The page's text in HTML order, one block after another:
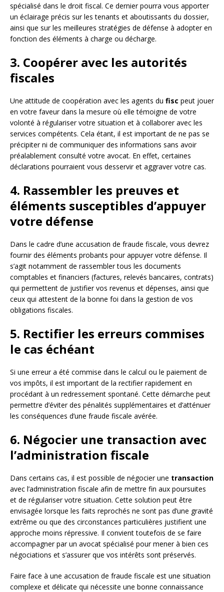
spécialisé dans le droit fiscal. Ce dernier pourra vous apporter
un éclairage précis sur les tenants et aboutissants du dossier,
ainsi que sur les meilleures stratégies de défense à adopter en
fonction des éléments à charge ou décharge.
3. Coopérer avec les autorités
fiscales
Une attitude de coopération avec les agents du fisc peut jouer
en votre faveur dans la mesure où elle témoigne de votre
volonté à régulariser votre situation et à collaborer avec les
services compétents. Cela étant, il est important de ne pas se
précipiter ni de communiquer des informations sans avoir
préalablement consulté votre avocat. En effet, certaines
déclarations pourraient vous desservir et aggraver votre cas.
4. Rassembler les preuves et
éléments susceptibles d’appuyer
votre défense
Dans le cadre d’une accusation de fraude fiscale, vous devrez
fournir des éléments probants pour appuyer votre défense. Il
s’agit notamment de rassembler tous les documents
comptables et financiers (factures, relevés bancaires, contrats)
qui permettent de justifier vos revenus et dépenses, ainsi que
ceux qui attestent de la bonne foi dans la gestion de vos
obligations fiscales.
5. Rectifier les erreurs commises
le cas échéant
Si une erreur a été commise dans le calcul ou le paiement de
vos impôts, il est important de la rectifier rapidement en
procédant à un redressement spontané. Cette démarche peut
permettre d’éviter des pénalités supplémentaires et d’atténuer
les conséquences d’une fraude fiscale avérée.
6. Négocier une transaction avec
l’administration fiscale
Dans certains cas, il est possible de négocier une transaction
avec l’administration fiscale afin de mettre fin aux poursuites
et de régulariser votre situation. Cette solution peut être
envisagée lorsque les faits reprochés ne sont pas d’une gravité
extrême ou que des circonstances particulières justifient une
approche moins répressive. Il convient toutefois de se faire
accompagner par un avocat spécialisé pour mener à bien ces
négociations et s’assurer que vos intérêts sont préservés.
Faire face à une accusation de fraude fiscale est une situation
complexe et délicate qui nécessite une bonne connaissance